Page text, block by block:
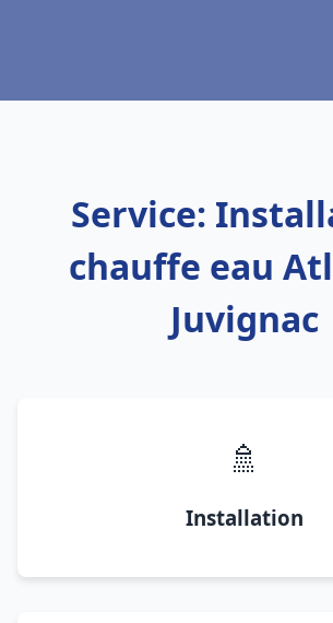
Service:
chauffe eau
Juvignac
🚿
Installation